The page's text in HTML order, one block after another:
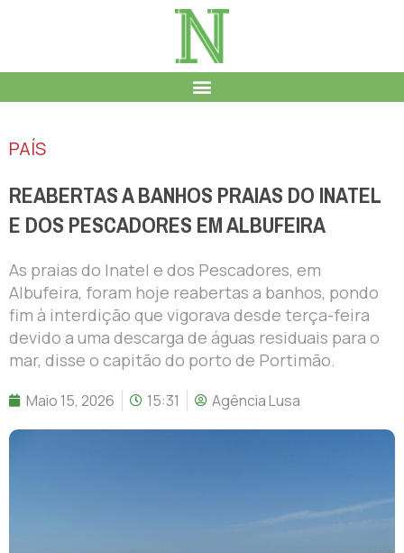
PAÍS
REABERTAS A BANHOS PRAIAS DO INATEL
E DOS PESCADORES EM ALBUFEIRA
As praias do Inatel e dos Pescadores, em
Albufeira, foram hoje reabertas a banhos, pondo
fim à interdição que vigorava desde terça-feira
devido a uma descarga de águas residuais para o
mar, disse o capitão do porto de Portimão.
Maio 15, 2026 15:31 Agência Lusa